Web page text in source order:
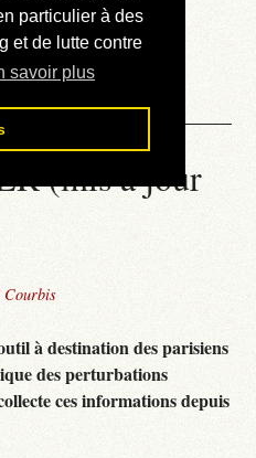
particulier à des
et de lutte contre
savoir plus
(mis à jour
Courbis
à destination des parisiens
des perturbations
ces informations depuis